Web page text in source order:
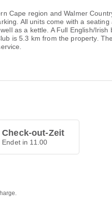
Cape region and Walmer
All units come with a
as a kettle. A Full English/
is 5.3 km from the property.
Check-out-Zeit
Endet in 11.00